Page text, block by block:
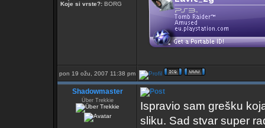
Koje si vrste?: BORG
pon 19 ožu, 2007 11:38 pm
Shadowmaster
Über Trekkie
Ispravio sam grešku
sliku. Sad stvar super